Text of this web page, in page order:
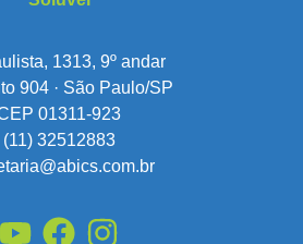
1313, 9º andar
904 · São Paulo/SP
01311-923
(11) 32512883